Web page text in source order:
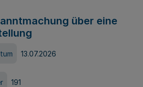
über eine
13.07.2026
191